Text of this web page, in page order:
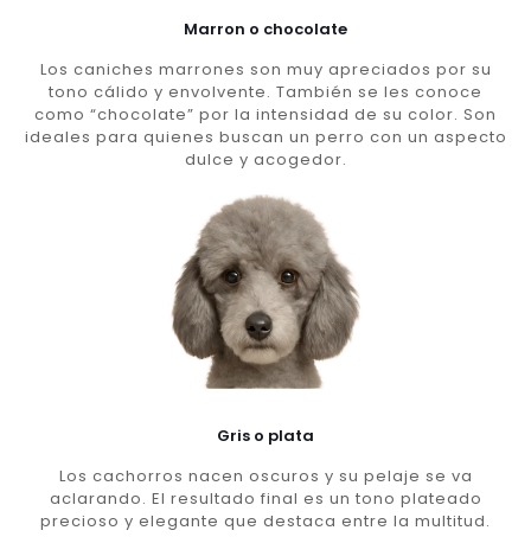
Marron o chocolate
Los caniches marrones son muy apreciados por su
tono cálido y envolvente. También se les conoce
como “chocolate” por la intensidad de su color. Son
ideales para quienes buscan un perro con un aspecto
dulce y acogedor.
Gris o plata
Los cachorros nacen oscuros y su pelaje se va
aclarando. El resultado final es un tono plateado
precioso y elegante que destaca entre la multitud.